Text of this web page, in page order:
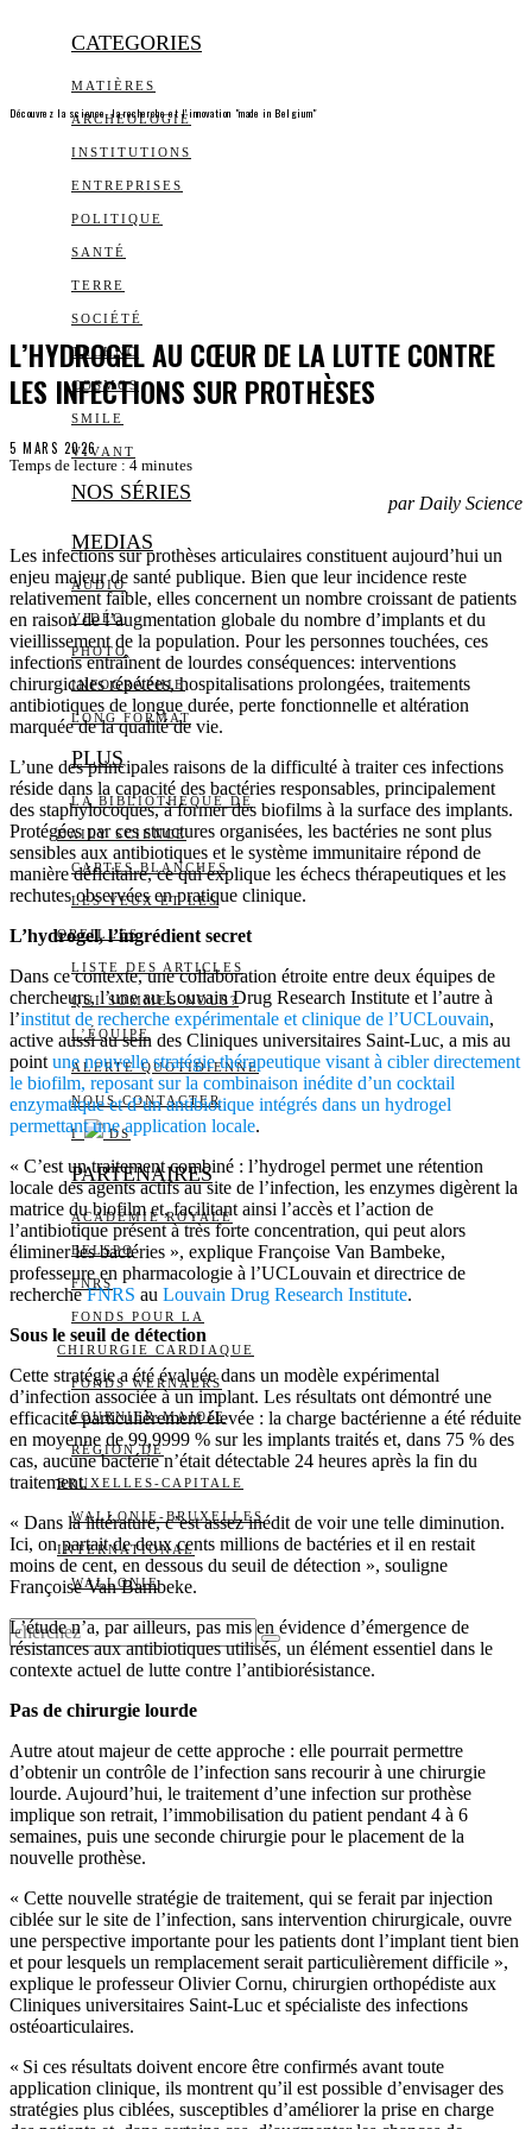
CATEGORIES
MATIÈRES
ARCHEOLOGIE
INSTITUTIONS
ENTREPRISES
POLITIQUE
SANTÉ
TERRE
SOCIÉTÉ
TECHNO
COSMOS
SMILE
VIVANT
NOS SÉRIES
MEDIAS
AUDIO
VIDÉO
PHOTO
INFOGRAPHIE
LONG FORMAT
PLUS
LA BIBLIOTHÈQUE DE
DAILY SCIENCE
CARTES BLANCHES
LES YEUX ET LES
OREILLES
LISTE DES ARTICLES
QUI SOMMES-NOUS?
L’ÉQUIPE
ALERTE QUOTIDIENNE
NOUS CONTACTER
I DS
PARTENAIRES
ACADÉMIE ROYALE
BELSPO
FNRS
FONDS POUR LA
CHIRURGIE CARDIAQUE
FONDS WERNAERS
FOURNIER-MAJOIE
RÉGION DE
BRUXELLES-CAPITALE
WALLONIE-BRUXELLES
INTERNATIONAL
WALLONIE
Découvrez la science, la recherche et l’innovation "made in Belgium"
L’HYDROGEL AU CŒUR DE LA LUTTE CONTRE
LES INFECTIONS SUR PROTHÈSES
5 MARS 2026
Temps de lecture : 4 minutes
par Daily Science
Les infections sur prothèses articulaires constituent aujourd’hui un
enjeu majeur de santé publique. Bien que leur incidence reste
relativement faible, elles concernent un nombre croissant de patients
en raison de l’augmentation globale du nombre d’implants et du
vieillissement de la population. Pour les personnes touchées, ces
infections entraînent de lourdes conséquences: interventions
chirurgicales répétées, hospitalisations prolongées, traitements
antibiotiques de longue durée, perte fonctionnelle et altération
marquée de la qualité de vie.
L’une des principales raisons de la difficulté à traiter ces infections
réside dans la capacité des bactéries responsables, principalement
des staphylocoques, à former des biofilms à la surface des implants.
Protégées par ces structures organisées, les bactéries ne sont plus
sensibles aux antibiotiques et le système immunitaire répond de
manière déficitaire, ce qui explique les échecs thérapeutiques et les
rechutes observées en pratique clinique.
L’hydrogel, l’ingrédient secret
Dans ce contexte, une collaboration étroite entre deux équipes de
chercheurs, l’une au Louvain Drug Research Institute et l’autre à
l’institut de recherche expérimentale et clinique de l’UCLouvain,
active aussi au sein des Cliniques universitaires Saint-Luc, a mis au
point une nouvelle stratégie thérapeutique visant à cibler directement
le biofilm, reposant sur la combinaison inédite d’un cocktail
enzymatique et d’un antibiotique intégrés dans un hydrogel
permettant une application locale.
« C’est un traitement combiné : l’hydrogel permet une rétention
locale des agents actifs au site de l’infection, les enzymes digèrent la
matrice du biofilm et, facilitant ainsi l’accès et l’action de
l’antibiotique présent à très forte concentration, qui peut alors
éliminer les bactéries », explique Françoise Van Bambeke,
professeure en pharmacologie à l’UCLouvain et directrice de
rechercheFNRS au Louvain Drug Research Institute.
Sous le seuil de détection
Cette stratégie a été évaluée dans un modèle expérimental
d’infection associée à un implant. Les résultats ont démontré une
efficacité particulièrement élevée : la charge bactérienne a été réduite
en moyenne de 99,9999 % sur les implants traités et, dans 75 % des
cas, aucune bactérie n’était détectable 24 heures après la fin du
traitement.
« Dans la littérature, c’est assez inédit de voir une telle diminution.
Ici, on partait de deux cents millions de bactéries et il en restait
moins de cent, en dessous du seuil de détection », souligne
Françoise Van Bambeke.
L’étude n’a, par ailleurs, pas mis en évidence d’émergence de
résistances aux antibiotiques utilisés, un élément essentiel dans le
contexte actuel de lutte contre l’antibiorésistance.
Pas de chirurgie lourde
Autre atout majeur de cette approche : elle pourrait permettre
d’obtenir un contrôle de l’infection sans recourir à une chirurgie
lourde. Aujourd’hui, le traitement d’une infection sur prothèse
implique son retrait, l’immobilisation du patient pendant 4 à 6
semaines, puis une seconde chirurgie pour le placement de la
nouvelle prothèse.
« Cette nouvelle stratégie de traitement, qui se ferait par injection
ciblée sur le site de l’infection, sans intervention chirurgicale, ouvre
une perspective importante pour les patients dont l’implant tient bien
et pour lesquels un remplacement serait particulièrement difficile »,
explique le professeur Olivier Cornu, chirurgien orthopédiste aux
Cliniques universitaires Saint-Luc et spécialiste des infections
ostéoarticulaires.
« Si ces résultats doivent encore être confirmés avant toute
application clinique, ils montrent qu’il est possible d’envisager des
stratégies plus ciblées, susceptibles d’améliorer la prise en charge